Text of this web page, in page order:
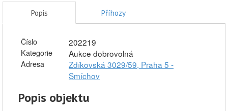
Popis Příhozy
Číslo 202219
Kategorie Aukce dobrovolná
Adresa
Zdíkovská 3029/59, Praha 5 -
Smíchov
Popis objektu